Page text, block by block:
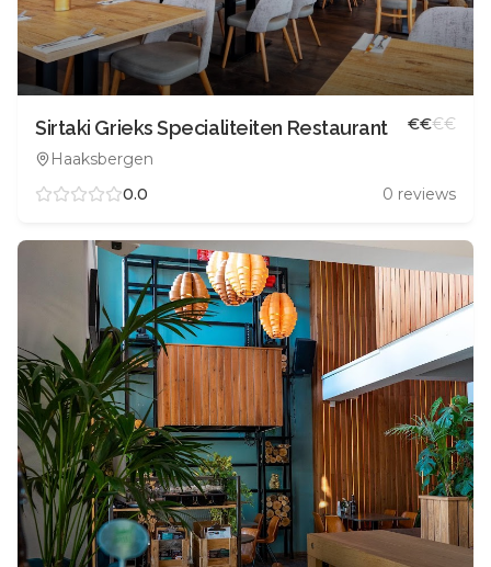
Sirtaki Grieks Specialiteiten Restaurant
Haaksbergen
€€€€
0.0 0 reviews